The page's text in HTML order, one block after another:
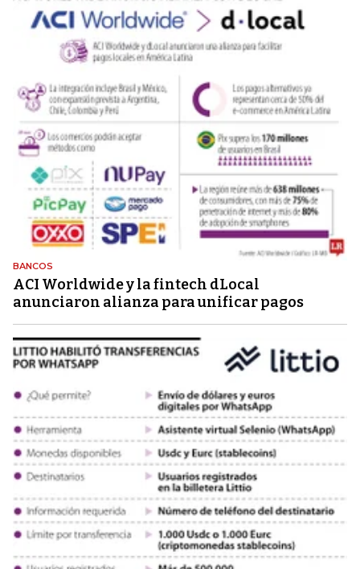
BANCOS
ACI Worldwide y la fintech dLocal
anunciaron alianza para unificar pagos